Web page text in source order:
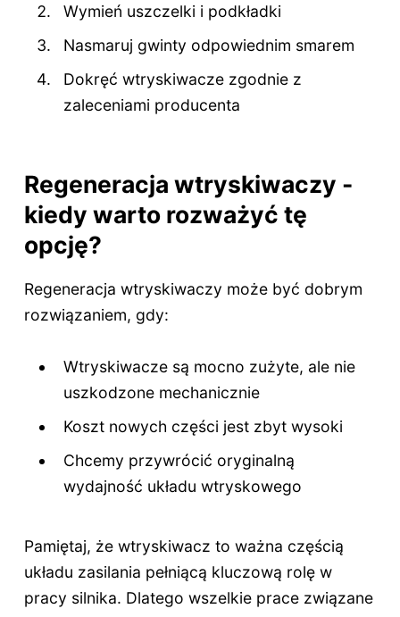
Wymień uszczelki i podkładki
Nasmaruj gwinty odpowiednim smarem
Dokręć wtryskiwacze zgodnie z
zaleceniami producenta
Regeneracja wtryskiwaczy -
kiedy warto rozważyć tę
opcję?
Regeneracja wtryskiwaczy może być dobrym
rozwiązaniem, gdy:
Wtryskiwacze są mocno zużyte, ale nie
uszkodzone mechanicznie
Koszt nowych części jest zbyt wysoki
Chcemy przywrócić oryginalną
wydajność układu wtryskowego
Pamiętaj, że wtryskiwacz to ważna częścią
układu zasilania pełniącą kluczową rolę w
pracy silnika. Dlatego wszelkie prace związane